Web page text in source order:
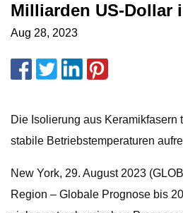
Milliarden US-Dollar
Aug 28, 2023
Die Isolierung aus
stabile Betriebstemperaturen
New York, 29. August 2023
Region – Globale Prognose bis